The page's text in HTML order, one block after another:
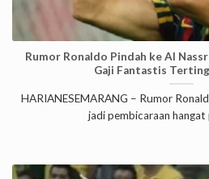
Rumor Ronaldo Pindah ke Al
Gaji Fantastis
HARIANESEMARANG – Rumor
jadi pembicaraan